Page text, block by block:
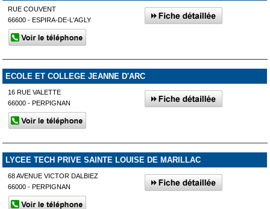
RUE COUVENT
66600 - ESPIRA-DE-L'AGLY
ECOLE ET COLLEGE JEANNE D'ARC
16 RUE VALETTE
66000 - PERPIGNAN
LYCEE TECH PRIVE SAINTE LOUISE DE MARILLAC
68 AVENUE VICTOR DALBIEZ
66000 - PERPIGNAN